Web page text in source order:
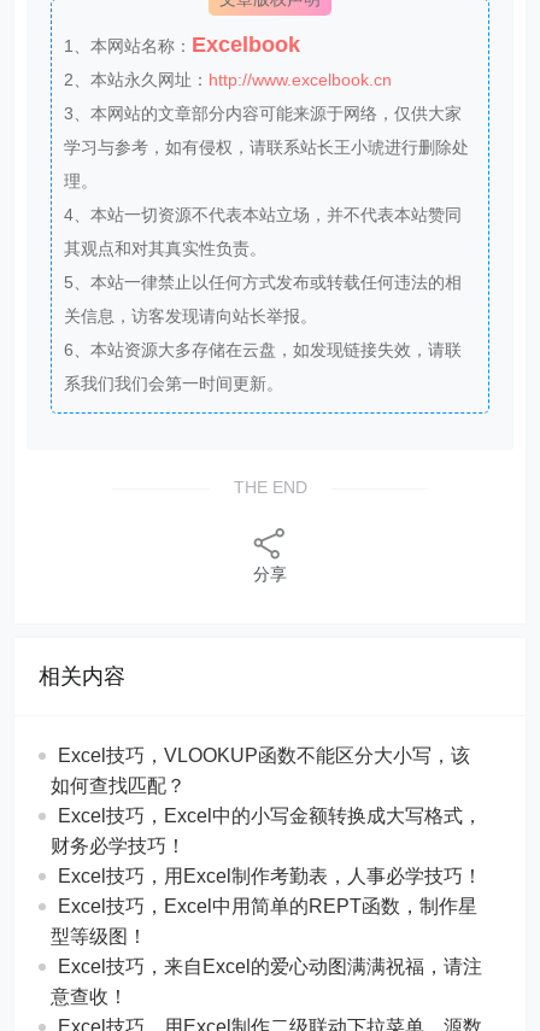
1、本网站名称： Excelbook
2、本站永久网址： http://www.excelbook.cn
3、本网站的文章部分内容可能来源于网络，仅供大家
学习与参考，如有侵权，请联系站长王小琥进行删除处
理。
4、本站一切资源不代表本站立场，并不代表本站赞同
其观点和对其真实性负责。
5、本站一律禁止以任何方式发布或转载任何违法的相
关信息，访客发现请向站长举报。
6、本站资源大多存储在云盘，如发现链接失效，请联
系我们我们会第一时间更新。
THE END
分享
相关内容
Excel技巧，​​VLOOKUP函数不能区分大小写，该
如何查找匹配？
​​Excel技巧，Excel中的小写金额转换成大写格式，
财务必学技巧！
​​Excel技巧，用Excel制作考勤表，人事必学技巧！
Excel技巧，​​Excel中用简单的REPT函数，制作星
型等级图！
Excel技巧，来自Excel的爱心动图满满祝福，请注
意查收！
Excel技巧，用Excel制作二级联动下拉菜单，源数